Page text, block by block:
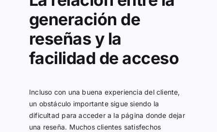
generación de
reseñas y la
facilidad de acceso
Incluso con una buena experiencia del cliente,
un obstáculo importante sigue siendo la
dificultad para acceder a la página donde dejar
una reseña. Muchos clientes satisfechos